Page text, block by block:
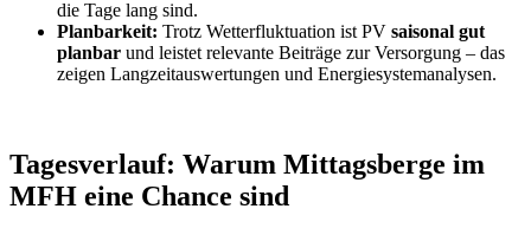
die Tage lang sind.
Planbarkeit: Trotz Wetterfluktuation ist PV saisonal gut
planbar und leistet relevante Beiträge zur Versorgung – das
zeigen Langzeitauswertungen und Energiesystemanalysen.
Tagesverlauf: Warum Mittagsberge im
MFH eine Chance sind